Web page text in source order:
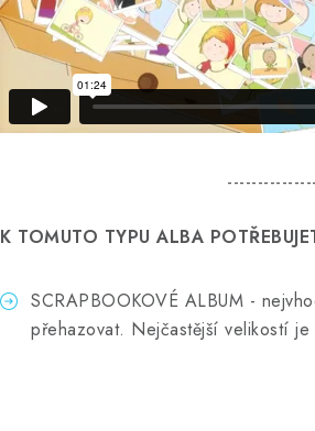
K TOMUTO TYPU ALBA
SCRAPBOOKOVÉ ALBUM -
přehazovat. Nejčastější velikostí je